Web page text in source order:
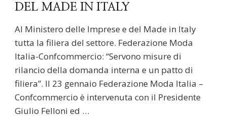
DEL MADE IN ITALY
Al Ministero delle Imprese e del Made in Italy
tutta la filiera del settore. Federazione Moda
Italia-Confcommercio: “Servono misure di
rilancio della domanda interna e un patto di
filiera”. Il 23 gennaio Federazione Moda Italia –
Confcommercio è intervenuta con il Presidente
Giulio Felloni ed …